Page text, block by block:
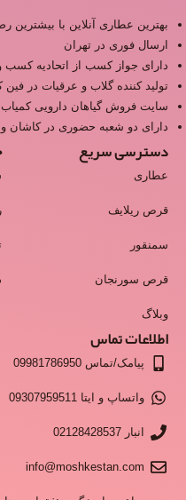
بهترین عطاری آنلاین با بیشترین
ارسال فوری در تهران
دارای جواز کسب از اتحادیه کسب
تولید کننده گلاب و عرقیات در فین
سایت فروش گیاهان دارویی کمیاب
دارای دو شعبه حضوری در کاشان و
دسترسی سریع
عطاری
قرص ریلایف
سمنقور
قرص سورنجان
وبلاگ
اطلاعات تماس
پیامک/تماس 09981786950
واتساپ و ایتا 09307959511
انبار 02128428537
info@moshkestan.com